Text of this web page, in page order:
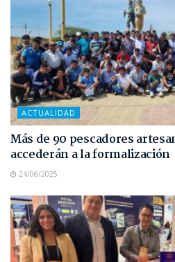
ACTUALIDAD
Más de 90 pescadores
accederán a la formalización
24/06/2025